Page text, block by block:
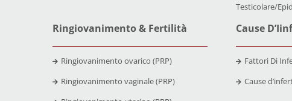
Testicolare/
Ringiovanimento & Fertilità
Ringiovanimento ovarico (PRP)
Ringiovanimento vaginale (PRP)
Cause
Fattori Dì
Cause